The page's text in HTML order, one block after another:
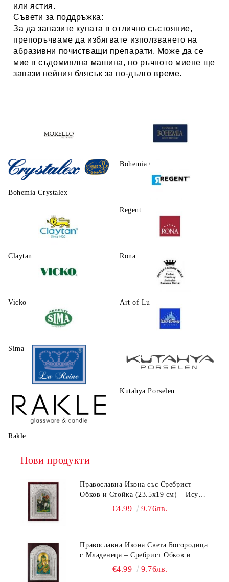
или ястия.
Съвети за поддръжка:
За да запазите купата в отлично състояние,
препоръчваме да избягвате използването на
абразивни почистващи препарати. Може да се
мие в съдомиялна машина, но ръчното миене ще
запази нейния блясък за по-дълго време.
Morello Bohemia Crystalite
Bohemia Crystalex
Regent
Claytаn Rona
Vicko Art of Luxury Ware
Sima
La Reine Kutahya Porselen
Rakle
Нови продукти
Православна Икона със Сребрист
Обков и Стойка (23.5х19 см) – Исус
Христос, Св. Георги, Св. Николай
€4.99 9.76лв.
Православна Икона Света Богородица
с Младенеца – Сребрист Обков и
Стойка (23.5х19 см, 6 Модела)
€4.99 9.76лв.